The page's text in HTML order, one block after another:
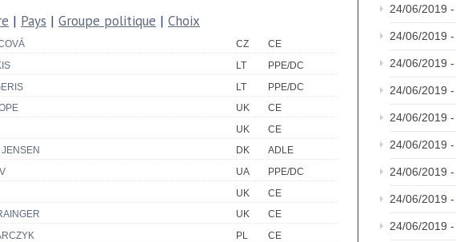
| Pays | Groupe politique | Choix
CZ
CE
LT
PPE/DC
LT
PPE/DC
UK
CE
UK
CE
DK
ADLE
UA
PPE/DC
UK
CE
UK
CE
PL
CE
24/06/2019 -
24/06/2019 -
24/06/2019 -
24/06/2019 -
24/06/2019 -
24/06/2019 -
24/06/2019 -
24/06/2019 -
24/06/2019 -